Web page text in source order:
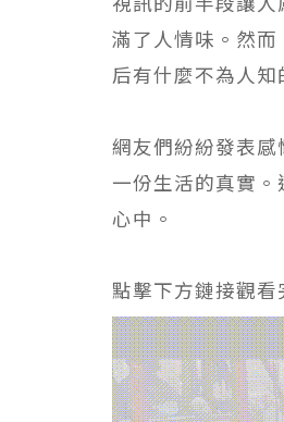
滿了人情味。然
后有什麼不為人
網友們紛紛發表
一份生活的真實
心中。
點擊下方鏈接觀看